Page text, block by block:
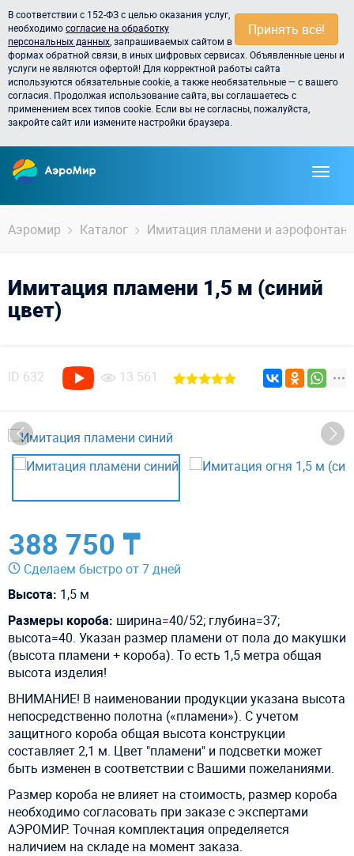
Принять всё!
В соответствии с 152-ФЗ с целью оказания услуг,
необходимосогласие на обработку
персональных данных , запрашиваемых сайтом в
формах обратной связи, в иных цифровых сервисах. Объявленные цены и
услуги не являются офертой! Для корректной работы сайта
используются обязательные cookie, а также необязательные — с вашего
согласия. Продолжая использование сайта, вы соглашаетесь с
применением всех типов cookie. Если вы не согласны, пожалуйста,
закройте сайт или измените настройки браузера.
Аэромир Каталог Имитация пламени и
Имитация пламени 1,5 м (синий
цвет)
ID 632 13 561
388 750 ₸
Сделаем быстро от 7 дней
Высота: 1,5 м
Размеры короба: ширина=40/52; глубина=37;
высота=40. Указан размер пламени от пола до макушки
(высота пламени + короба). То есть 1,5 метра общая
высота изделия!
ВНИМАНИЕ! В наименовании продукции указана высота
непосредственно полотна («пламени»). С учетом
защитного короба общая высота конструкции
составляет 2,1 м. Цвет "пламени" и подсветки может
быть изменен в соответствии с Вашими пожеланиями.
Размер короба не влияет на стоимость, размер короба
необходимо согласовать при заказе с экспертами
АЭРОМИР. Точная комплектация определяется
наличием на складе на момент заказа.